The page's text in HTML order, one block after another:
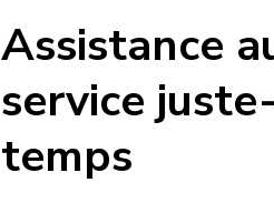
Assistance
service
temps